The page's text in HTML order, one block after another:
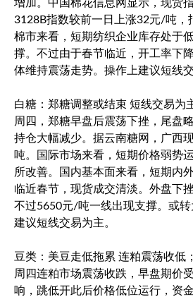
增加。中国棉花信息网显示，现货
3128B指数较前一日上涨32元/吨，
棉市来看，短期纺织企业库存处于
撑。不过由于春节临近，开工率下
体维持震荡走势。操作上建议短线交
白糖：郑糖调整或结束 短线交易为
周四，郑糖早盘后震荡下挫，尾盘
持仓大幅减少。据云南糖网，广西
吨。国际市场来看，短期价格弱势
所改善。国内基本面来看，短期内
临近春节，现货成交清淡。外盘下
不过5650元/吨一线出现支撑。或
建议短线交易为主。
豆类：美豆走低拖累 连粕震荡收低；
周四连粕市场震荡收跌，早盘期价
响，跳低开此后价格低位运行，资